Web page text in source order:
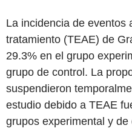
La incidencia de eventos
tratamiento (TEAE) de
29.3% en el grupo
grupo de control. La
suspendieron
estudio debido a TEAE
grupos experimental y